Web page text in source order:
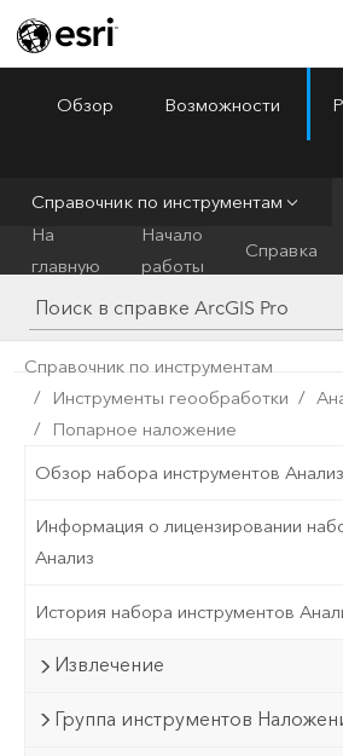
ArcGIS Pro
Обзор Возможности
Справочник по инструментам
На
главную
Начало
работы
Справка
Справочник по инструментам
Инструменты геообработки
Попарное наложение
Обзор набора инструментов Анализ
Информация о лицензировании
Анализ
История набора инструментов
Извлечение
Группа инструментов